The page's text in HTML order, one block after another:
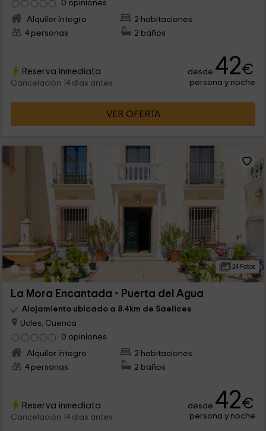
0 opiniones
Alquiler íntegro
2 habitaciones
4 personas
2 baños
Reserva inmediata
Cancelación 14 días antes
desde 42€
persona y noche
VER OFERTA
24 Fotos
La Mora Encantada - Puerta del Agua
Alojamiento ubicado a 8.4km de Saelices
Ucles, Cuenca
0 opiniones
Alquiler íntegro
2 habitaciones
4 personas
2 baños
Reserva inmediata
Cancelación 14 días antes
desde 42€
persona y noche